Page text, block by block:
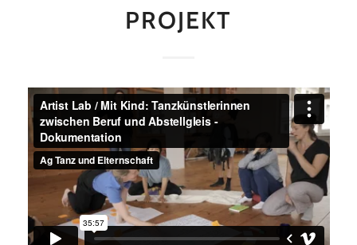
PROJEKT